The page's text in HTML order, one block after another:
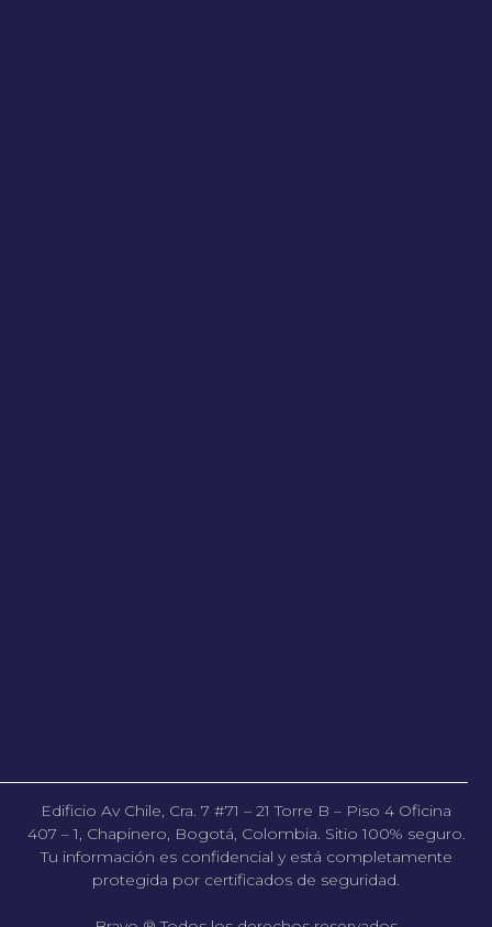
Edificio Av Chile, Cra. 7 #71 – 21 Torre B – Piso 4 Oficina
407 – 1, Chapinero, Bogotá, Colombia. Sitio 100% seguro.
Tu información es confidencial y está completamente
protegida por certificados de seguridad.